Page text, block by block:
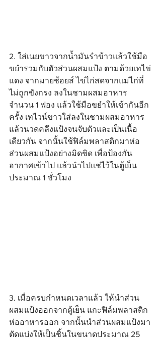
2. ใส่เนยขาวจากน้ำมันรำข้าวแล้วใช้มือ
ขยำรวมกับตัวส่วนผสมแป้ง ตามด้วยเทไข่
แดง จากมายช้อยส์ ไข่ไก่สดจากแม่ไก่ที่
ไม่ถูกขังกรง ลงในชามผสมอาหาร
จำนวน 1 ฟอง แล้วใช้มือขยำให้เข้ากันอีก
ครั้ง เทไวน์ขาวใส่ลงในชามผสมอาหาร
แล้วนวดคลึงแป้งจนจับตัวและเป็นเนื้อ
เดียวกัน จากนั้นใช้ฟิล์มพลาสติกมาห่อ
ส่วนผสมแป้งอย่างมิดชิด เพื่อป้องกัน
อากาศเข้าไป แล้วนำไปแช่ไว้ในตู้เย็น
ประมาณ 1 ชั่วโมง
3. เมื่อครบกำหนดเวลาแล้ว ให้นำส่วน
ผสมแป้งออกจากตู้เย็น แกะฟิล์มพลาสติก
ห่ออาหารออก จากนั้นนำส่วนผสมแป้งมา
ตัดแบ่งให้เป็นชิ้นในขนาดประมาณ 25